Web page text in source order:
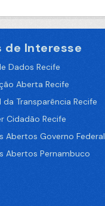
de Interesse
Dados Recife
Aberta Recife
da Transparência Recife
Cidadão Recife
Abertos Governo Federal
Abertos Pernambuco